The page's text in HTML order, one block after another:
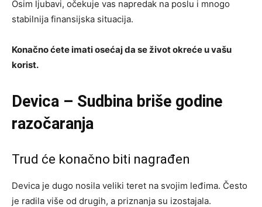
Osim ljubavi, očekuje vas napredak na poslu i mnogo
stabilnija finansijska situacija.
Konačno ćete imati osećaj da se život okreće u vašu
korist.
Devica – Sudbina briše godine
razočaranja
Trud će konačno biti nagrađen
Devica je dugo nosila veliki teret na svojim leđima. Često
je radila više od drugih, a priznanja su izostajala.